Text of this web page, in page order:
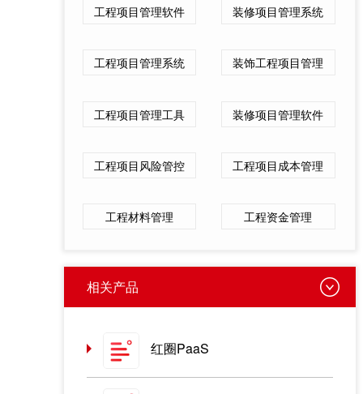
工程项目管理软件 装修项目管理系统
工程项目管理系统 装饰工程项目管理
工程项目管理工具 装修项目管理软件
工程项目风险管控 工程项目成本管理
工程材料管理 工程资金管理
相关产品
红圈PaaS